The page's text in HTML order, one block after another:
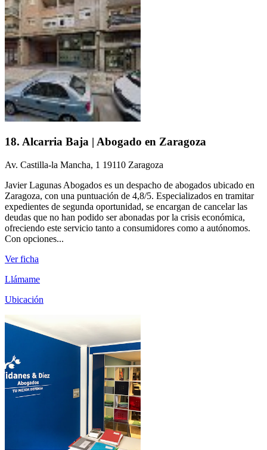
18. Alcarria Baja | Abogado en Zaragoza
Av. Castilla-la Mancha, 1 19110 Zaragoza
Javier Lagunas Abogados es un despacho de abogados ubicado en
Zaragoza, con una puntuación de 4,8/5. Especializados en tramitar
expedientes de segunda oportunidad, se encargan de cancelar las
deudas que no han podido ser abonadas por la crisis económica,
ofreciendo este servicio tanto a consumidores como a autónomos.
Con opciones...
Ver ficha
Llámame
Ubicación